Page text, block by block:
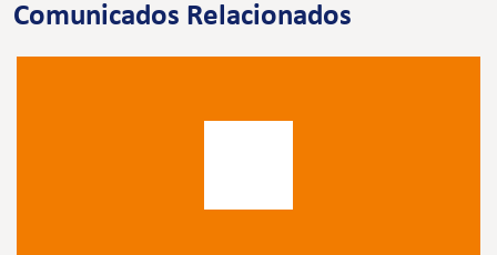
Comunicados Relacionados